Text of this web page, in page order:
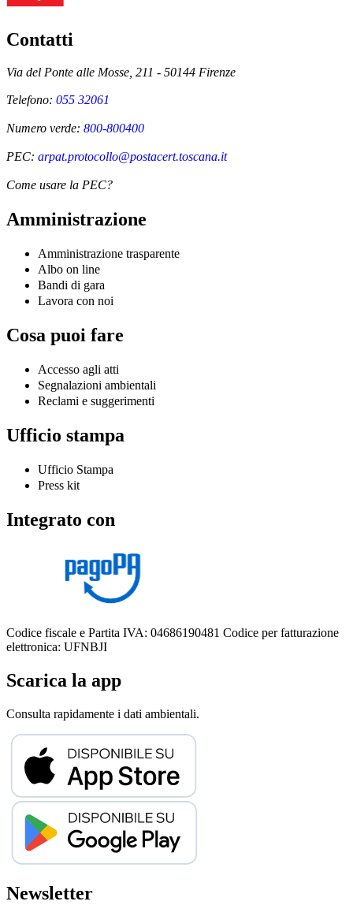
Contatti
Via del Ponte alle Mosse, 211 - 50144 Firenze
Telefono: 055 32061
Numero verde: 800-800400
PEC: arpat.protocollo@postacert.toscana.it
Come usare la PEC?
Amministrazione
Amministrazione trasparente
Albo on line
Bandi di gara
Lavora con noi
Cosa puoi fare
Accesso agli atti
Segnalazioni ambientali
Reclami e suggerimenti
Ufficio stampa
Ufficio Stampa
Press kit
Integrato con
Codice fiscale e Partita IVA: 04686190481 Codice per fatturazione
elettronica: UFNBJI
Scarica la app
Consulta rapidamente i dati ambientali.
Newsletter